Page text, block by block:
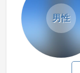
男性